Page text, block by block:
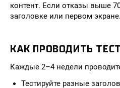
контент. Если отказы выше
заголовке или первом экране.
КАК ПРОВОДИТЬ
Каждые 2–4 недели
Тестируйте разные